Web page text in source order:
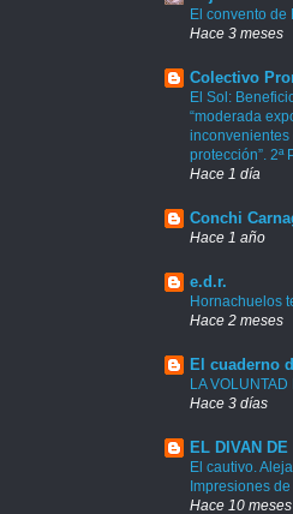
El convento de
Hace 3 meses
Colectivo
El Sol:
“moderada
inconvenientes
protección”. 2ª
Hace 1 día
Conchi
Hace 1 año
e.d.r.
Hornachuelos
Hace 2 meses
El cuaderno
LA VOLUNTAD
Hace 3 días
EL DIVAN DE
El cautivo.
Impresiones
Hace 10 meses